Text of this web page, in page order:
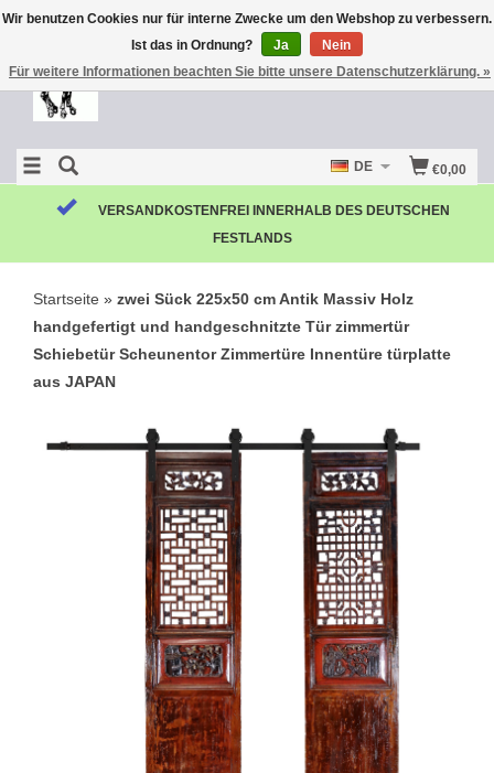
€0,00
DE
VERSANDKOSTENFREI INNERHALB DES DEUTSCHEN
FESTLANDS
Startseite » zwei Sück 225x50 cm Antik Massiv Holz
handgefertigt und handgeschnitzte Tür zimmertür
Schiebetür Scheunentor Zimmertüre Innentüre türplatte
aus JAPAN
Wir benutzen Cookies nur für interne Zwecke um den Webshop zu verbessern.
Ist das in Ordnung?
Ja
Nein
Für weitere Informationen beachten Sie bitte unsere Datenschutzerklärung. »